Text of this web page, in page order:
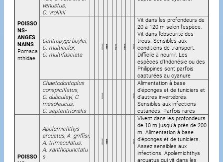
POISSO
NS-
ANGES
NAINS
Pomaca
nthidae
venustus,
C. vrolikii
Centropyge boylei,
C. multicolor,
C. multifasciata
Vit dans les profondeurs de
20 à 120 m selon l’espèce.
Vit dans l’obscurité des
trous. Sensibles aux
conditions de transport.
Difficile à nourrir. Les
espèces d’Indonésie ou des
Philippines sont parfois
capturées au cyanure
Chaetodontoplus
conspicillatus,
C. duboulayi, C.
mesoleucus,
C. septentrionalis
Alimentation à base
d’éponges et de tuniciers et
d’autres invertébrés.
Sensibles aux infections
cutanées. Parfois rares
POISSO
Apolemichthys
arcuatus, A. griffisi,
A. trimaculatus,
A. xanthopunctatu
s
Vivent dans les profondeurs
de 10 m jusqu’à près de 200
m. Alimentation à base
d’éponges et de tuniciers.
Assez sensibles aux
infections. Apolemichthys
arcuatus qui vit dans les